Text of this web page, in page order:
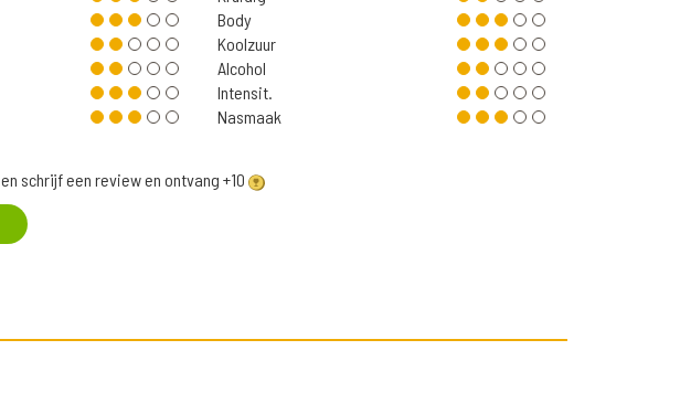
Body
Koolzuur
Alcohol
Intensit.
Nasmaak
en schrijf een review en ontvang +10